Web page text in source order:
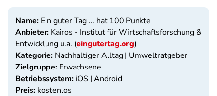
Name: Ein guter Tag ... hat 100 Punkte
Anbieter: Kairos - Institut für Wirtschaftsforschung &
Entwicklung u.a. (eingutertag.org)
Kategorie: Nachhaltiger Alltag | Umweltratgeber
Zielgruppe: Erwachsene
Betriebssystem: iOS | Android
Preis: kostenlos